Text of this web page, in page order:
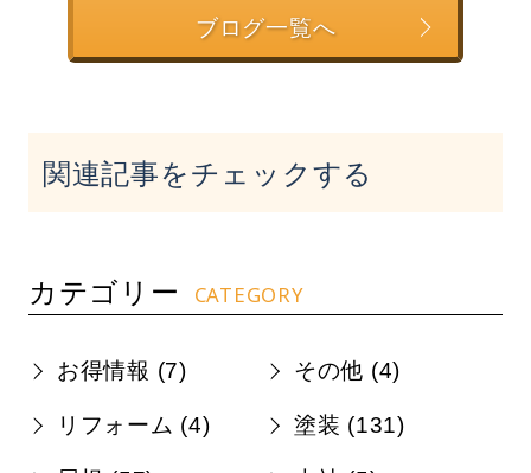
ブログ一覧へ
関連記事をチェックする
カテゴリー CATEGORY
お得情報 (7) その他 (4)
リフォーム (4) 塗装 (131)